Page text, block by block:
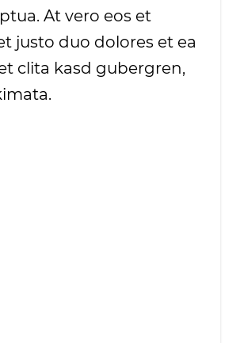
At vero eos et
justo duo dolores et ea
clita kasd gubergren,